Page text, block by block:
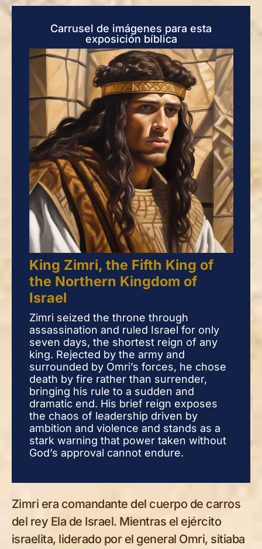
Carrusel de imágenes para esta
exposición bíblica
King Zimri, the Fifth King of
the Northern Kingdom of
Israel
Zimri seized the throne through
assassination and ruled Israel for only
seven days, the shortest reign of any
king. Rejected by the army and
surrounded by Omri’s forces, he chose
death by fire rather than surrender,
bringing his rule to a sudden and
dramatic end. His brief reign exposes
the chaos of leadership driven by
ambition and violence and stands as a
stark warning that power taken without
God’s approval cannot endure.
Zimri era comandante del cuerpo de carros
del rey Ela de Israel. Mientras el ejército
israelita, liderado por el general Omri, sitiaba